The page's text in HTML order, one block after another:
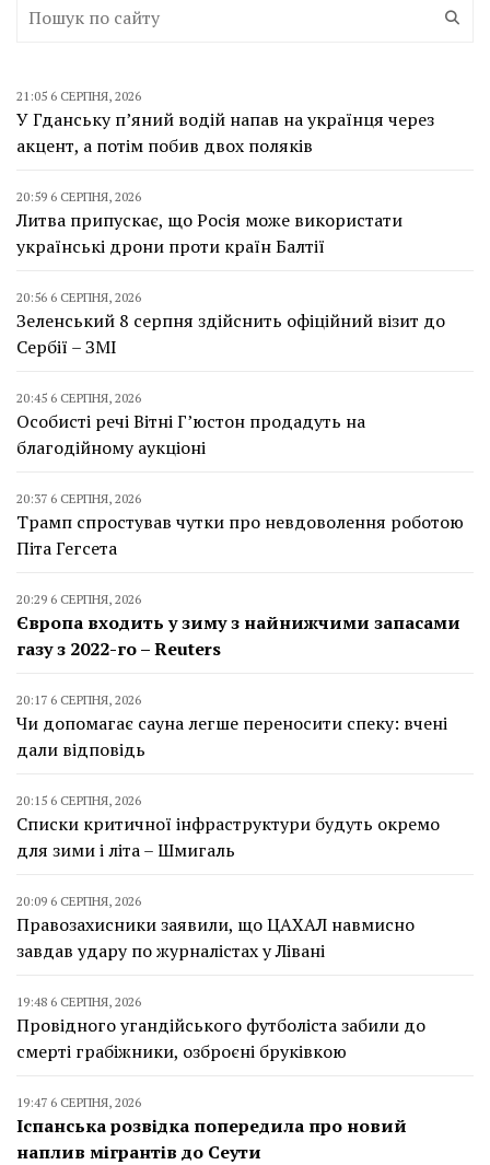
21:05 6 СЕРПНЯ, 2026
У Гданську п’яний водій напав на українця через
акцент, а потім побив двох поляків
20:59 6 СЕРПНЯ, 2026
Литва припускає, що Росія може використати
українські дрони проти країн Балтії
20:56 6 СЕРПНЯ, 2026
Зеленський 8 серпня здійснить офіційний візит до
Сербії – ЗМІ
20:45 6 СЕРПНЯ, 2026
Особисті речі Вітні Г’юстон продадуть на
благодійному аукціоні
20:37 6 СЕРПНЯ, 2026
Трамп спростував чутки про невдоволення роботою
Піта Гегсета
20:29 6 СЕРПНЯ, 2026
Європа входить у зиму з найнижчими запасами
газу з 2022-го – Reuters
20:17 6 СЕРПНЯ, 2026
Чи допомагає сауна легше переносити спеку: вчені
дали відповідь
20:15 6 СЕРПНЯ, 2026
Списки критичної інфраструктури будуть окремо
для зими і літа – Шмигаль
20:09 6 СЕРПНЯ, 2026
Правозахисники заявили, що ЦАХАЛ навмисно
завдав удару по журналістах у Лівані
19:48 6 СЕРПНЯ, 2026
Провідного угандійського футболіста забили до
смерті грабіжники, озброєні бруківкою
19:47 6 СЕРПНЯ, 2026
Іспанська розвідка попередила про новий
наплив мігрантів до Сеути